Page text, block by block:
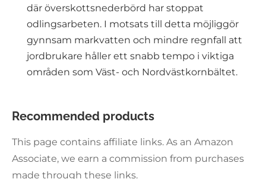
där överskottsnederbörd har stoppat
odlingsarbeten. I motsats till detta möjliggör
gynnsam markvatten och mindre regnfall att
jordbrukare håller ett snabb tempo i viktiga
områden som Väst- och Nordvästkornbältet.
Recommended products
This page contains affiliate links. As an Amazon
Associate, we earn a commission from purchases
made through these links.